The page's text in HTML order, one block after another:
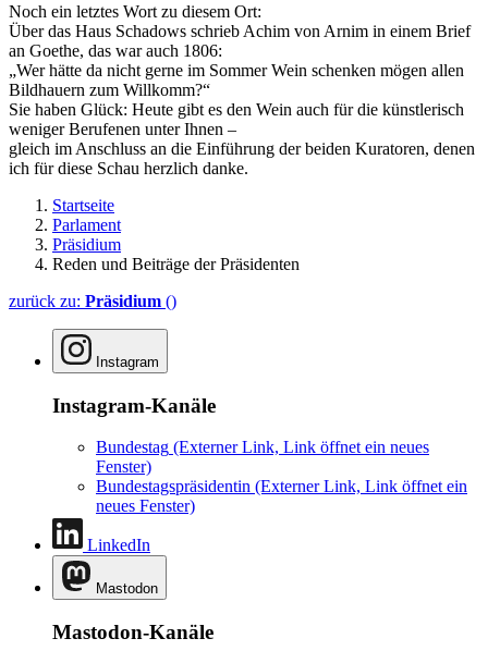
Noch ein letztes Wort zu diesem Ort:
Über das Haus Schadows schrieb Achim von Arnim in einem Brief
an Goethe, das war auch 1806:
„Wer hätte da nicht gerne im Sommer Wein schenken mögen allen
Bildhauern zum Willkomm?“
Sie haben Glück: Heute gibt es den Wein auch für die künstlerisch
weniger Berufenen unter Ihnen –
gleich im Anschluss an die Einführung der beiden Kuratoren, denen
ich für diese Schau herzlich danke.
Startseite
Parlament
Präsidium
Reden und Beiträge der Präsidenten
zurück zu: Präsidium ()
Instagram
Instagram-Kanäle
Bundestag (Externer Link, Link öffnet ein neues
Fenster)
Bundestagspräsidentin (Externer Link, Link öffnet ein
neues Fenster)
LinkedIn
Mastodon
Mastodon-Kanäle